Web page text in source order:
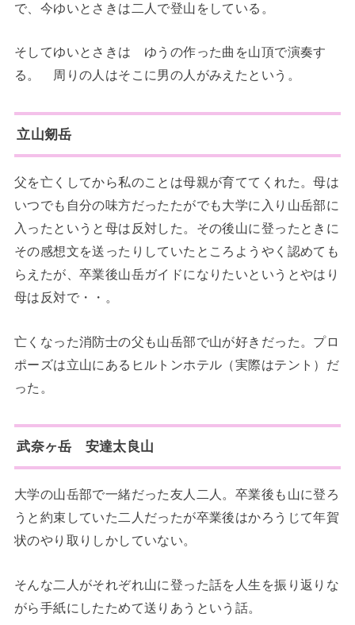
で、今ゆいとさきは二人で登山をしている。
そしてゆいとさきは ゆうの作った曲を山頂で演奏す
る。 周りの人はそこに男の人がみえたという。
立山剱岳
父を亡くしてから私のことは母親が育ててくれた。母は
いつでも自分の味方だったたがでも大学に入り山岳部に
入ったというと母は反対した。その後山に登ったときに
その感想文を送ったりしていたところようやく認めても
らえたが、卒業後山岳ガイドになりたいというとやはり
母は反対で・・。
亡くなった消防士の父も山岳部で山が好きだった。プロ
ポーズは立山にあるヒルトンホテル（実際はテント）だ
った。
武奈ヶ岳 安達太良山
大学の山岳部で一緒だった友人二人。卒業後も山に登ろ
うと約束していた二人だったが卒業後はかろうじて年賀
状のやり取りしかしていない。
そんな二人がそれぞれ山に登った話を人生を振り返りな
がら手紙にしたためて送りあうという話。